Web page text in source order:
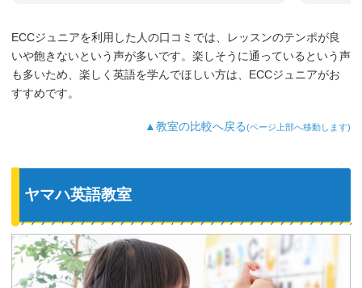
ECCジュニアを利用した人の口コミでは、レッスンのテンポが良
いや飽きないという声が多いです。楽しそうに通っているという声
も多いため、楽しく英語を学んでほしい方は、ECCジュニアがお
すすめです。
▲教室の比較へ戻る(ページ上部へ移動します)
ヤマハ英語教室